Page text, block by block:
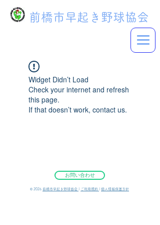
前橋市早起き野球協会
Widget Didn’t Load
Check your internet and refresh
this page.
If that doesn’t work, contact us.
お問い合わせ
©︎ 2026 前橋市早起き野球協会 ご利用規約 個人情報保護方針